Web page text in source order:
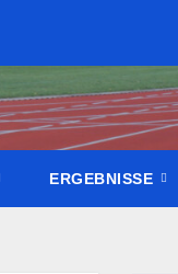
ERGEBNISSE